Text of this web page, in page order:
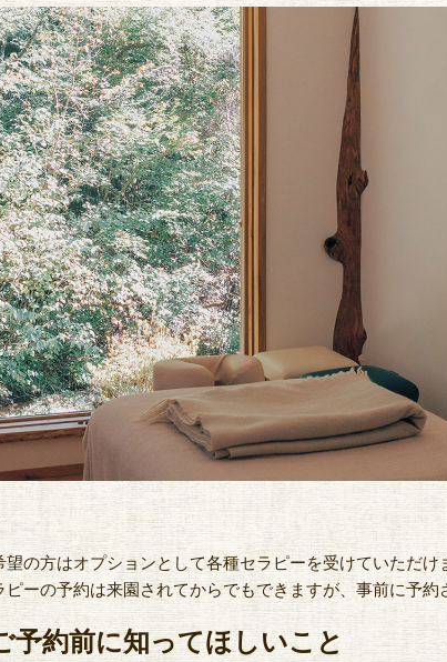
望の方はオプションとして各種セラピーを受けていただけ
ピーの予約は来園されてからでもできますが、事前に予
予約前に知ってほしいこと